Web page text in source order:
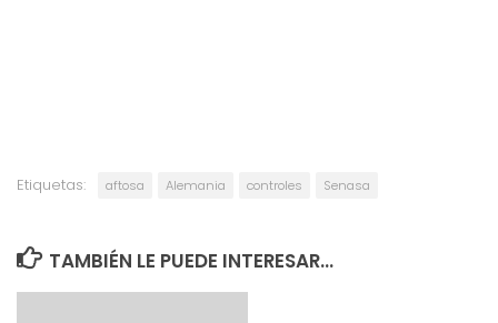
Etiquetas: aftosa Alemania controles Senasa
TAMBIÉN LE PUEDE INTERESAR...